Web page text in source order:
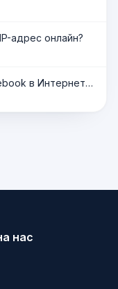
адрес онлайн?
Найти идентификатор Facebook в Интернете | Получить идентификатор профиля, страницы и группы мгновенно
нас